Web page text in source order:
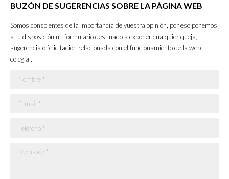
opens
new
window
opens
new
window
opens
new
window
opens
in
new
window
BUZÓN DE SUGERENCIAS SOBRE LA PÁGINA WEB
Somos conscientes de la importancia de vuestra opinión, por eso ponemos
a tu disposición un formulario destinado a exponer cualquier queja,
sugerencia o felicitación relacionada con el funcionamiento de la web
colegial.
Nombre *
E-mail *
Teléfono *
Mensaje *